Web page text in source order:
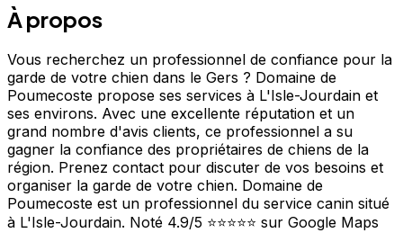
À propos
Vous recherchez un professionnel de confiance pour la
garde de votre chien dans le Gers ? Domaine de
Poumecoste propose ses services à L'Isle-Jourdain et
ses environs. Avec une excellente réputation et un
grand nombre d'avis clients, ce professionnel a su
gagner la confiance des propriétaires de chiens de la
région. Prenez contact pour discuter de vos besoins et
organiser la garde de votre chien. Domaine de
Poumecoste est un professionnel du service canin situé
à L'Isle-Jourdain. Noté 4.9/5 ⭐⭐⭐⭐⭐ sur Google Maps